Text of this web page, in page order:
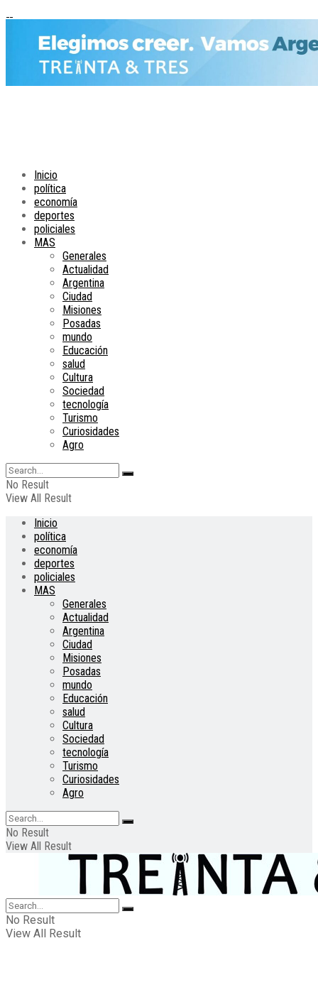
Inicio
política
economía
deportes
policiales
MAS
Generales
Actualidad
Argentina
Ciudad
Misiones
Posadas
mundo
Educación
salud
Cultura
Sociedad
tecnología
Turismo
Curiosidades
Agro
No Result
View All Result
Inicio
política
economía
deportes
policiales
MAS
Generales
Actualidad
Argentina
Ciudad
Misiones
Posadas
mundo
Educación
salud
Cultura
Sociedad
tecnología
Turismo
Curiosidades
Agro
No Result
View All Result
No Result
View All Result